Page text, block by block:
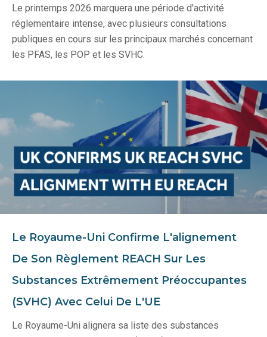
Le printemps 2026 marquera une période d'activité
réglementaire intense, avec plusieurs consultations
publiques en cours sur les principaux marchés concernant
les PFAS, les POP et les SVHC.
Le Royaume-Uni Confirme L'alignement
De Son Règlement REACH Sur Les
Substances Extrêmement Préoccupantes
(SVHC) Avec Celui De L'UE
Le Royaume-Uni alignera sa liste des substances